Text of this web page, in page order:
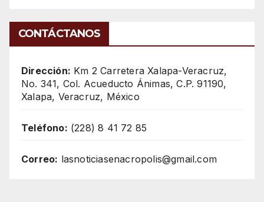
CONTÁCTANOS
Dirección: Km 2 Carretera Xalapa-Veracruz,
No. 341, Col. Acueducto Ánimas, C.P. 91190,
Xalapa, Veracruz, México
Teléfono: (228) 8 41 72 85
Correo: lasnoticiasenacropolis@gmail.com